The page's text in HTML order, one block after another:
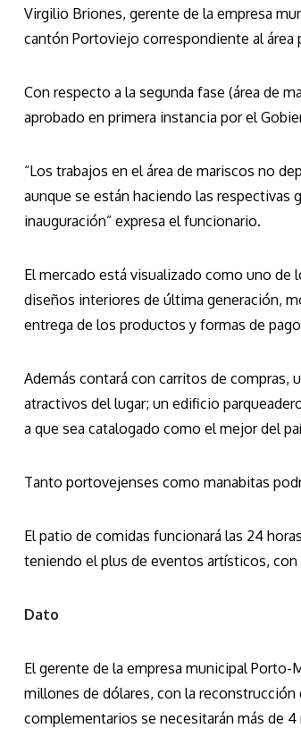
Virgilio Briones, gerente de la empresa
cantón Portoviejo correspondiente al área
Con respecto a la segunda fase (área de
aprobado en primera instancia por el
“Los trabajos en el área de mariscos no
aunque se están haciendo las respectivas
inauguración” expresa el funcionario.
El mercado está visualizado como uno de
diseños interiores de última generación,
entrega de los productos y formas de
Además contará con carritos de compras,
atractivos del lugar; un edificio
a que sea catalogado como el mejor del
Tanto portovejenses como manabitas
El patio de comidas funcionará las 24
teniendo el plus de eventos artísticos,
Dato
El gerente de la empresa municipal
millones de dólares, con la
complementarios se necesitarán más de